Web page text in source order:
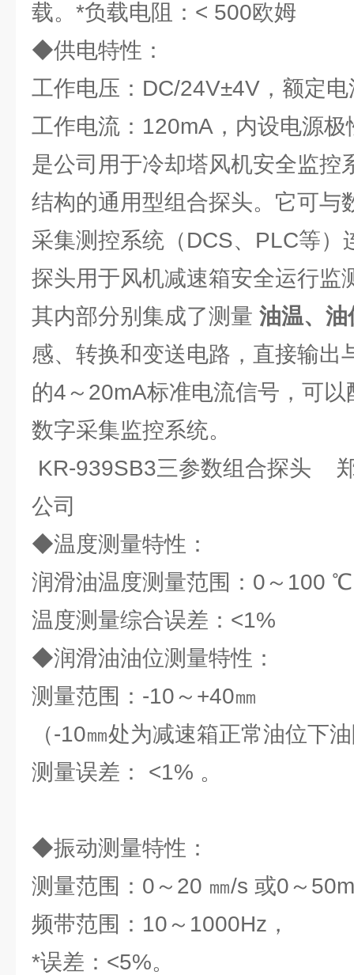
载。*负载电阻：< 500欧姆
◆供电特性：
工作电压：DC/24V±4V，额定
工作电流：120mA，内设电源
是公司用于冷却塔风机安全监控
结构的通用型组合探头。它可与
采集测控系统（DCS、PLC等）
探头用于风机减速箱安全运行监
其内部分别集成了测量 油温、
感、转换和变送电路，直接输出
的4～20mA标准电流信号，可
数字采集监控系统。
KR-939SB3三参数组合探头
公司
◆温度测量特性：
润滑油温度测量范围：0～100
温度测量综合误差：<1%
◆润滑油油位测量特性：
测量范围：-10～+40㎜
（-10㎜处为减速箱正常油位下
测量误差： <1% 。
◆振动测量特性：
测量范围：0～20 ㎜/s 或0～
频带范围：10～1000Hz，
*误差：<5%。